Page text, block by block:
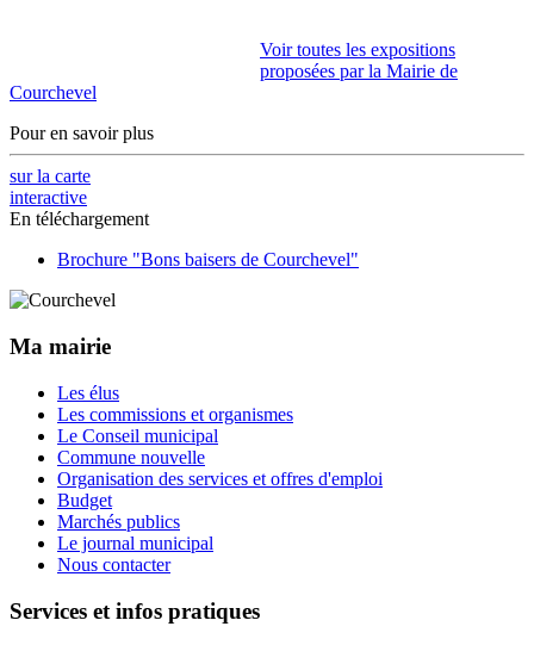
Voir toutes les expositions
proposées par la Mairie de
Courchevel
Pour en savoir plus
sur la carte
interactive
En téléchargement
Brochure "Bons baisers de Courchevel"
Ma mairie
Les élus
Les commissions et organismes
Le Conseil municipal
Commune nouvelle
Organisation des services et offres d'emploi
Budget
Marchés publics
Le journal municipal
Nous contacter
Services et infos pratiques